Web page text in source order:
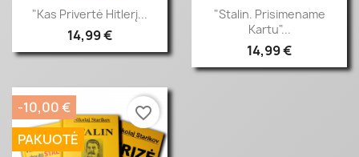
Greita peržiūra
"Kas Privertė Hitlerį...
14,99 €
Greita peržiūra
"Stalin. Prisimename
Kartu"...
14,99 €
-10,00 €
PAKUOTĖ
favorite_border